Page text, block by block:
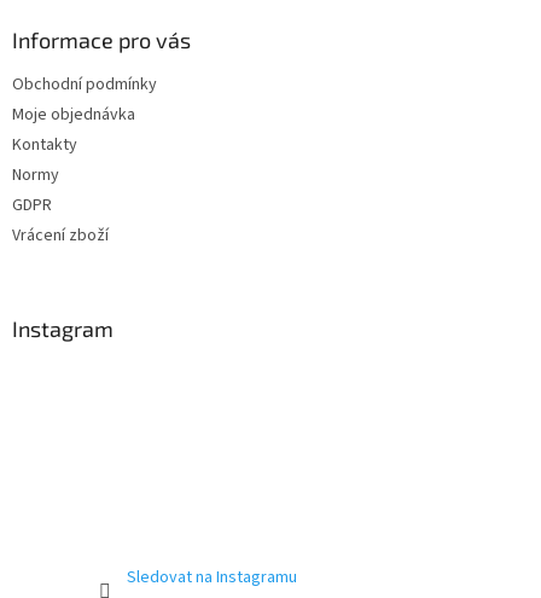
Informace pro vás
Obchodní podmínky
Moje objednávka
Kontakty
Normy
GDPR
Vrácení zboží
Instagram
Sledovat na Instagramu